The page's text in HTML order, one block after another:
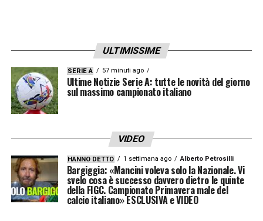
ULTIMISSIME
SERIE A 57 minuti ago
Ultime Notizie Serie A: tutte le novità del giorno
sul massimo campionato italiano
VIDEO
HANNO DETTO 1 settimana ago Alberto Petrosilli
Bargiggia: «Mancini voleva solo la Nazionale. Vi
svelo cosa è successo davvero dietro le quinte
della FIGC. Campionato Primavera male del
calcio italiano» ESCLUSIVA e VIDEO